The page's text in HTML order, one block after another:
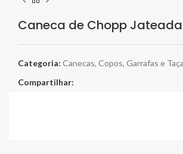
Caneca de Chopp
Categoria: Canecas, Copos, Garrafas e
Compartilhar: